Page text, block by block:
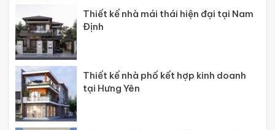
Thiết kế nhà mái thái hiện đại tại Nam
Định
Thiết kế nhà phố kết hợp kinh doanh
tại Hưng Yên